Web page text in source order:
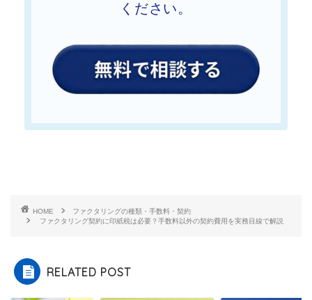
ください。
HOME
ファクタリングの種類・手数料・契約
ファクタリング契約に印紙税は必要？手数料以外の契約費用を実務目線で解説
RELATED POST